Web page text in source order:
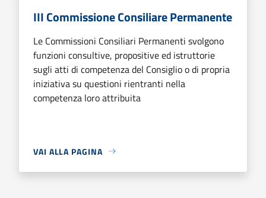
III Commissione Consiliare Permanente
Le Commissioni Consiliari Permanenti svolgono
funzioni consultive, propositive ed istruttorie
sugli atti di competenza del Consiglio o di propria
iniziativa su questioni rientranti nella
competenza loro attribuita
VAI ALLA PAGINA